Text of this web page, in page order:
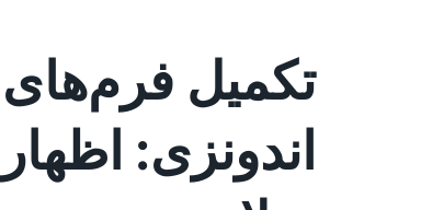
تکمیل
اندونزی: